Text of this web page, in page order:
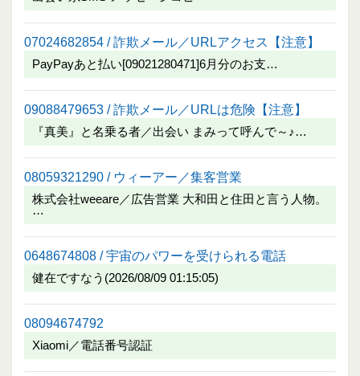
07024682854 / 詐欺メール／URLアクセス【注意】
PayPayあと払い[09021280471]6月分のお支…
09088479653 / 詐欺メール／URLは危険【注意】
『真美』と名乗る者／出会い まみって呼んで～♪…
08059321290 / ウィーアー／集客営業
株式会社weeare／広告営業 大和田と住田と言う人物。
…
0648674808 / 宇宙のパワーを受けられる電話
健在ですなう(2026/08/09 01:15:05)
08094674792
Xiaomi／電話番号認証